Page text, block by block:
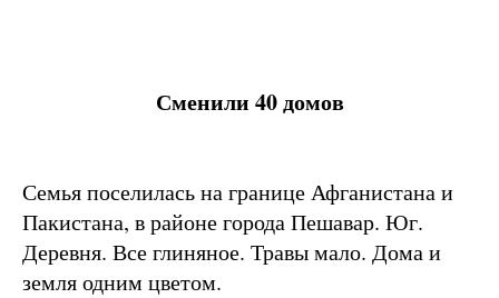
Сменили 40 домов
Семья поселилась на границе Афганистана и
Пакистана, в районе города Пешавар. Юг.
Деревня. Все глиняное. Травы мало. Дома и
земля одним цветом.